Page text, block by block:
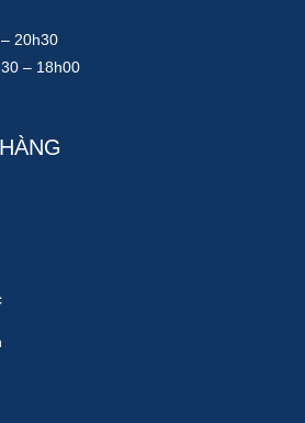
20h30
– 18h00